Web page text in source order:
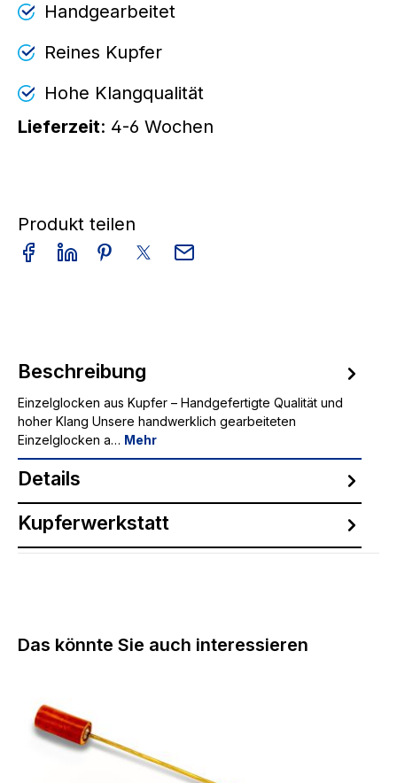
Handgearbeitet
Reines Kupfer
Hohe Klangqualität
Lieferzeit: 4-6 Wochen
Produkt teilen
Beschreibung
Einzelglocken aus Kupfer – Handgefertigte Qualität und
hoher Klang Unsere handwerklich gearbeiteten
Einzelglocken a… Mehr
Details
Kupferwerkstatt
Produktgalerie überspringen
Das könnte Sie auch interessieren